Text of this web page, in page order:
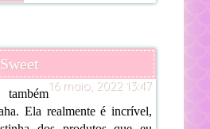
16 maio, 2022 13:47
Ela realmente é incrível,